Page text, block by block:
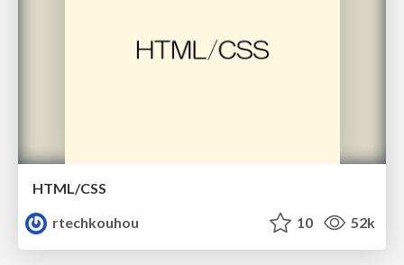
HTML/CSS
rtechkouhou
10 52k